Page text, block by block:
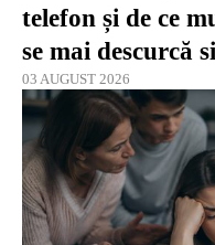
telefon și de ce
se mai descurcă
03 AUGUST 2026